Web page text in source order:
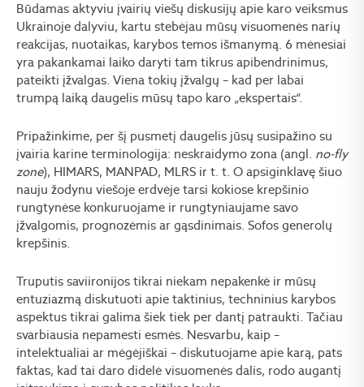
Būdamas aktyviu įvairių viešų diskusijų apie karo veiksmus
Ukrainoje dalyviu, kartu stebėjau mūsų visuomenės narių
reakcijas, nuotaikas, karybos temos išmanymą. 6 mėnesiai
yra pakankamai laiko daryti tam tikrus apibendrinimus,
pateikti įžvalgas. Viena tokių įžvalgų – kad per labai
trumpą laiką daugelis mūsų tapo karo „ekspertais“.
Pripažinkime, per šį pusmetį daugelis jūsų susipažino su
įvairia karine terminologija: neskraidymo zona (angl. no-fly
zone), HIMARS, MANPAD, MLRS ir t. t. O apsiginklavę šiuo
nauju žodynu viešoje erdvėje tarsi kokiose krepšinio
rungtynėse konkuruojame ir rungtyniaujame savo
įžvalgomis, prognozėmis ar gąsdinimais. Sofos generolų
krepšinis.
Truputis saviironijos tikrai niekam nepakenkė ir mūsų
entuziazmą diskutuoti apie taktinius, techninius karybos
aspektus tikrai galima šiek tiek per dantį patraukti. Tačiau
svarbiausia nepamesti esmės. Nesvarbu, kaip –
intelektualiai ar mėgėjiškai – diskutuojame apie karą, pats
faktas, kad tai daro didelė visuomenės dalis, rodo augantį